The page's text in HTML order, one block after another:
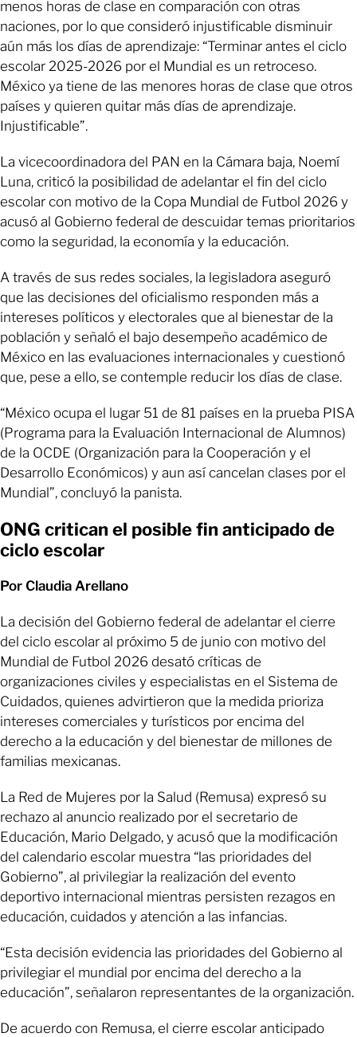
menos horas de clase en comparación con otras
naciones, por lo que consideró injustificable disminuir
aún más los días de aprendizaje: “Terminar antes el ciclo
escolar 2025-2026 por el Mundial es un retroceso.
México ya tiene de las menores horas de clase que otros
países y quieren quitar más días de aprendizaje.
Injustificable”.
La vicecoordinadora del PAN en la Cámara baja, Noemí
Luna, criticó la posibilidad de adelantar el fin del ciclo
escolar con motivo de la Copa Mundial de Futbol 2026 y
acusó al Gobierno federal de descuidar temas prioritarios
como la seguridad, la economía y la educación.
A través de sus redes sociales, la legisladora aseguró
que las decisiones del oficialismo responden más a
intereses políticos y electorales que al bienestar de la
población y señaló el bajo desempeño académico de
México en las evaluaciones internacionales y cuestionó
que, pese a ello, se contemple reducir los días de clase.
“México ocupa el lugar 51 de 81 países en la prueba PISA
(Programa para la Evaluación Internacional de Alumnos)
de la OCDE (Organización para la Cooperación y el
Desarrollo Económicos) y aun así cancelan clases por el
Mundial”, concluyó la panista.
ONG critican el posible fin anticipado de
ciclo escolar
Por Claudia Arellano
La decisión del Gobierno federal de adelantar el cierre
del ciclo escolar al próximo 5 de junio con motivo del
Mundial de Futbol 2026 desató críticas de
organizaciones civiles y especialistas en el Sistema de
Cuidados, quienes advirtieron que la medida prioriza
intereses comerciales y turísticos por encima del
derecho a la educación y del bienestar de millones de
familias mexicanas.
La Red de Mujeres por la Salud (Remusa) expresó su
rechazo al anuncio realizado por el secretario de
Educación, Mario Delgado, y acusó que la modificación
del calendario escolar muestra “las prioridades del
Gobierno”, al privilegiar la realización del evento
deportivo internacional mientras persisten rezagos en
educación, cuidados y atención a las infancias.
“Esta decisión evidencia las prioridades del Gobierno al
privilegiar el mundial por encima del derecho a la
educación”, señalaron representantes de la organización.
De acuerdo con Remusa, el cierre escolar anticipado